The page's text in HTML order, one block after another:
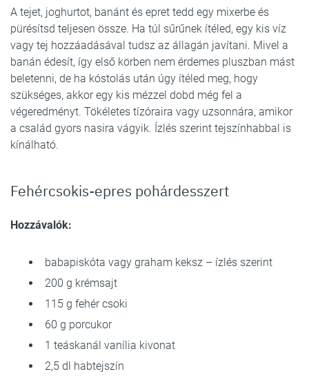
A tejet, joghurtot, banánt és epret tedd egy mixerbe és
pürésítsd teljesen össze. Ha túl sűrűnek ítéled, egy kis víz
vagy tej hozzáadásával tudsz az állagán javítani. Mivel a
banán édesít, így első körben nem érdemes pluszban mást
beletenni, de ha kóstolás után úgy ítéled meg, hogy
szükséges, akkor egy kis mézzel dobd még fel a
végeredményt. Tökéletes tízóraira vagy uzsonnára, amikor
a család gyors nasira vágyik. Ízlés szerint tejszínhabbal is
kínálható.
Fehércsokis-epres pohárdesszert
Hozzávalók:
babapiskóta vagy graham keksz – ízlés szerint
200 g krémsajt
115 g fehér csoki
60 g porcukor
1 teáskanál vanília kivonat
2,5 dl habtejszín